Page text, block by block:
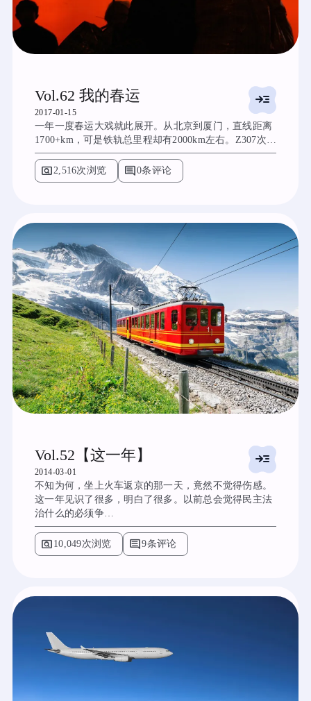
Vol.62 我的春运
2017-01-15
read_more
一年一度春运大戏就此展开。从北京到厦门，直线距离
1700+km，可是铁轨总里程却有2000km左右。Z307次…
pageview2,516次浏览 comment0条评论
Vol.52【这一年】
2014-03-01
read_more
不知为何，坐上火车返京的那一天，竟然不觉得伤感。
这一年见识了很多，明白了很多。以前总会觉得民主法
治什么的必须争…
pageview 10,049次浏览 comment9条评论